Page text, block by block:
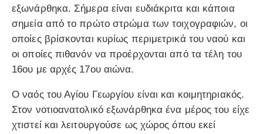
εξωνάρθηκα. Σήμερα είναι ευδιάκριτα και κάποια
σημεία από το πρώτο στρώμα των τοιχογραφιών, οι
οποίες βρίσκονται κυρίως περιμετρικά του ναού και
οι οποίες πιθανόν να προέρχονται από τα τέλη του
16ου με αρχές 17ου αιώνα.
Ο ναός του Αγίου Γεωργίου είναι και κοιμητηριακός.
Στον νοτιοανατολικό εξωνάρθηκα ένα μέρος του είχε
χτιστεί και λειτουργούσε ως χώρος όπου εκεί